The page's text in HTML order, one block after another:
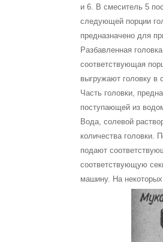
и 6. В смеситель 5
следующей порции
предназначено для
Разбавленная
соответствующая
выгружают головку в
Часть головки,
поступающей из
Вода, солевой
количества головки.
подают
соответствующую
машину. На некоторых